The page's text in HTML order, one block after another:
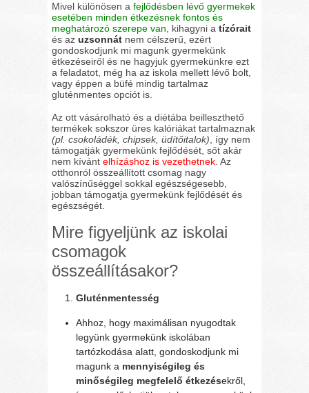
Mivel különösen afejlődésben lévő gyermekek
esetében minden étkezésnek fontos és
meghatározó szerepe van , kihagyni atízórait
és azuzsonnát nem célszerű, ezért
gondoskodjunk mi magunk gyermekünk
étkezéseiről és ne hagyjuk gyermekünkre ezt
a feladatot, még ha az iskola mellett lévő bolt,
vagy éppen a büfé mindig tartalmaz
gluténmentes opciót is.
Az ott vásárolható és a diétába beilleszthető
termékek sokszor üres kalóriákat tartalmaznak
(pl. csokoládék, chipsek, üdítőitalok) , így nem
támogatják gyermekünk fejlődését, sőt akár
nem kívántelhízáshoz is vezethetnek . Az
otthonról összeállított csomag nagy
valószínűséggel sokkal egészségesebb,
jobban támogatja gyermekünk fejlődését és
egészségét.
Mire figyeljünk az iskolai
csomagok
összeállításakor?
Gluténmentesség
Ahhoz, hogy maximálisan nyugodtak
legyünk gyermekünk iskolában
tartózkodása alatt, gondoskodjunk mi
magunk a mennyiségileg és
minőségileg megfelelő étkezésekről,